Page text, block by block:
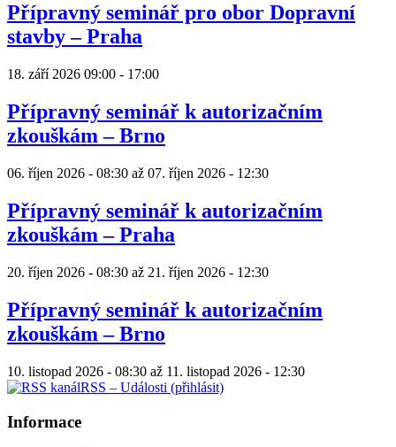
Přípravný seminář pro obor Dopravní
stavby – Praha
18. září 2026 09:00 - 17:00
Přípravný seminář k autorizačním
zkouškám – Brno
06. říjen 2026 - 08:30 až 07. říjen 2026 - 12:30
Přípravný seminář k autorizačním
zkouškám – Praha
20. říjen 2026 - 08:30 až 21. říjen 2026 - 12:30
Přípravný seminář k autorizačním
zkouškám – Brno
10. listopad 2026 - 08:30 až 11. listopad 2026 - 12:30
RSS – Události (přihlásit)
Informace